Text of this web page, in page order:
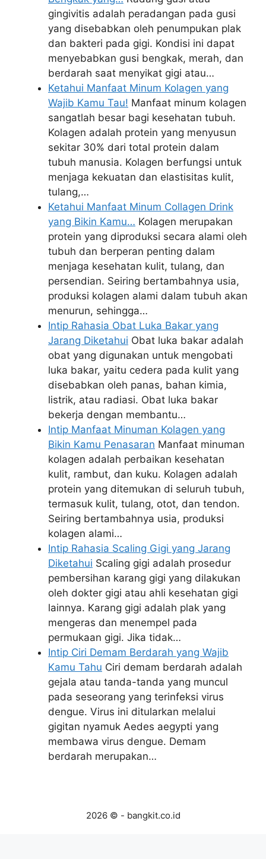
gingivitis adalah peradangan pada gusi
yang disebabkan oleh penumpukan plak
dan bakteri pada gigi. Kondisi ini dapat
menyebabkan gusi bengkak, merah, dan
berdarah saat menyikat gigi atau…
Ketahui Manfaat Minum Kolagen yang
Wajib Kamu Tau! Manfaat minum kolagen
sangatlah besar bagi kesehatan tubuh.
Kolagen adalah protein yang menyusun
sekitar 30% dari total protein dalam
tubuh manusia. Kolagen berfungsi untuk
menjaga kekuatan dan elastisitas kulit,
tulang,…
Ketahui Manfaat Minum Collagen Drink
yang Bikin Kamu… Kolagen merupakan
protein yang diproduksi secara alami oleh
tubuh dan berperan penting dalam
menjaga kesehatan kulit, tulang, dan
persendian. Seiring bertambahnya usia,
produksi kolagen alami dalam tubuh akan
menurun, sehingga…
Intip Rahasia Obat Luka Bakar yang
Jarang Diketahui Obat luka bakar adalah
obat yang digunakan untuk mengobati
luka bakar, yaitu cedera pada kulit yang
disebabkan oleh panas, bahan kimia,
listrik, atau radiasi. Obat luka bakar
bekerja dengan membantu…
Intip Manfaat Minuman Kolagen yang
Bikin Kamu Penasaran Manfaat minuman
kolagen adalah perbaikan kesehatan
kulit, rambut, dan kuku. Kolagen adalah
protein yang ditemukan di seluruh tubuh,
termasuk kulit, tulang, otot, dan tendon.
Seiring bertambahnya usia, produksi
kolagen alami…
Intip Rahasia Scaling Gigi yang Jarang
Diketahui Scaling gigi adalah prosedur
pembersihan karang gigi yang dilakukan
oleh dokter gigi atau ahli kesehatan gigi
lainnya. Karang gigi adalah plak yang
mengeras dan menempel pada
permukaan gigi. Jika tidak…
Intip Ciri Demam Berdarah yang Wajib
Kamu Tahu Ciri demam berdarah adalah
gejala atau tanda-tanda yang muncul
pada seseorang yang terinfeksi virus
dengue. Virus ini ditularkan melalui
gigitan nyamuk Aedes aegypti yang
membawa virus dengue. Demam
berdarah merupakan…
2026 © - bangkit.co.id